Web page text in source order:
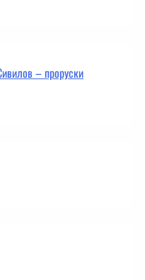
– проруски